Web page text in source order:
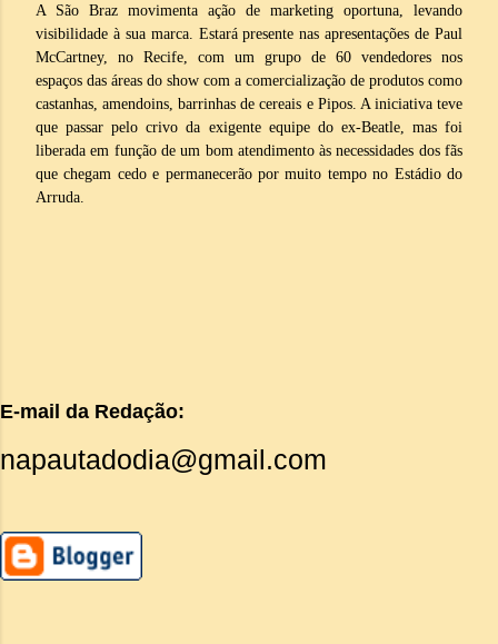
A São Braz movimenta ação de marketing oportuna, levando
visibilidade à sua marca. Estará presente nas apresentações de Paul
McCartney, no Recife, com um grupo de 60 vendedores nos
espaços das áreas do show com a comercialização de produtos como
castanhas, amendoins, barrinhas de cereais e Pipos. A iniciativa teve
que passar pelo crivo da exigente equipe do ex-Beatle, mas foi
liberada em função de um bom atendimento às necessidades dos fãs
que chegam cedo e permanecerão por muito tempo no Estádio do
Arruda.
E-mail da Redação:
napautadodia@gmail.com